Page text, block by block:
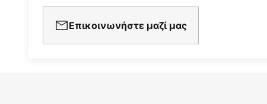
Επικοινωνήστε μαζί μας